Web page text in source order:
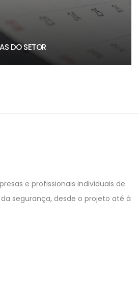
DO SETOR
e profissionais individuais de
segurança, desde o projeto até à